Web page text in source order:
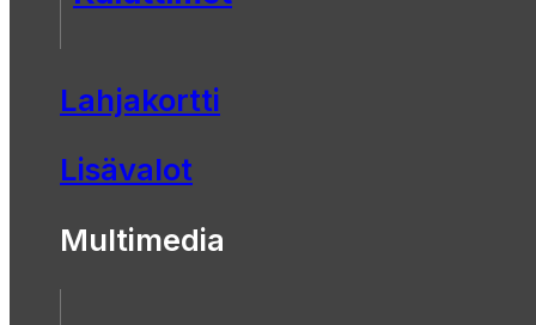
Lahjakortti
Lisävalot
Multimedia